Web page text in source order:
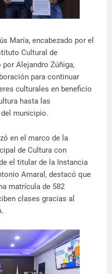
María, encabezado por el
Cultural de
Alejandro Zúñiga,
para continuar
culturales en beneficio
hasta las
municipio.
en el marco de la
de Cultura con
el titular de la Instancia
Amaral, destacó que
matrícula de 582
clases gracias al